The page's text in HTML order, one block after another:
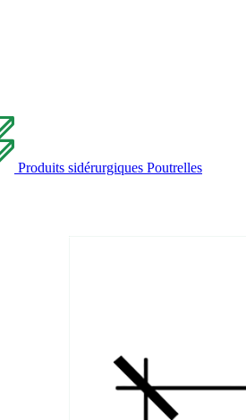
Produits sidérurgiques Poutrelles